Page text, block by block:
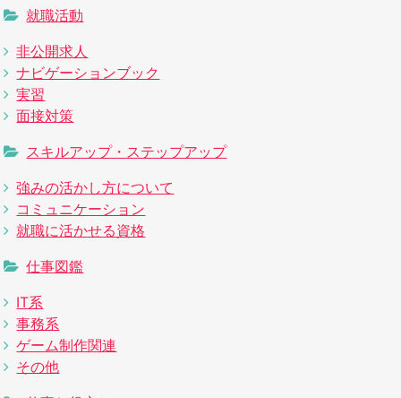
就職活動
非公開求人
ナビゲーションブック
実習
面接対策
スキルアップ・ステップアップ
強みの活かし方について
コミュニケーション
就職に活かせる資格
仕事図鑑
IT系
事務系
ゲーム制作関連
その他